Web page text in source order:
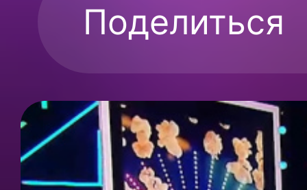
Поделиться